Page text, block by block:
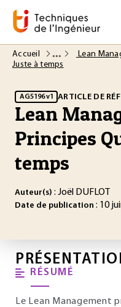
Accueil
Lean
Juste à temps
AG5196 v1 ARTICLE DE
Lean
Principes
temps
Auteur(s) : Joël DUFLOT
Date de publication : 10
RÉSUMÉ
Le Lean Management